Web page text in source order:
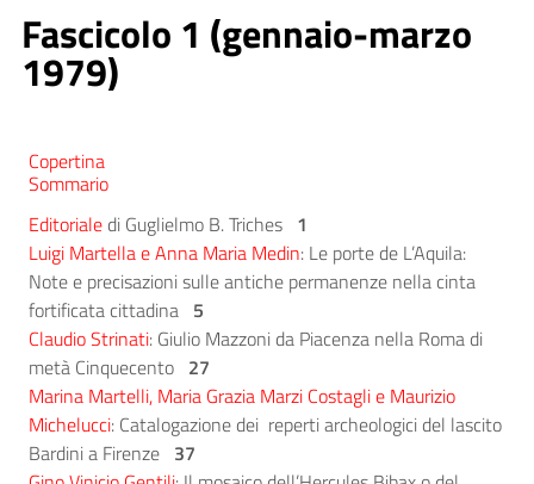
Fascicolo 1 (gennaio-marzo
1979)
Copertina
Sommario
Editorialedi Guglielmo B. Triches 1
Luigi Martella e Anna Maria Medin: Le porte de L’Aquila:
Note e precisazioni sulle antiche permanenze nella cinta
fortificata cittadina 5
Claudio Strinati: Giulio Mazzoni da Piacenza nella Roma di
metà Cinquecento 27
Marina Martelli, Maria Grazia Marzi Costagli e Maurizio
Michelucci: Catalogazione dei reperti archeologici del lascito
Bardini a Firenze 37